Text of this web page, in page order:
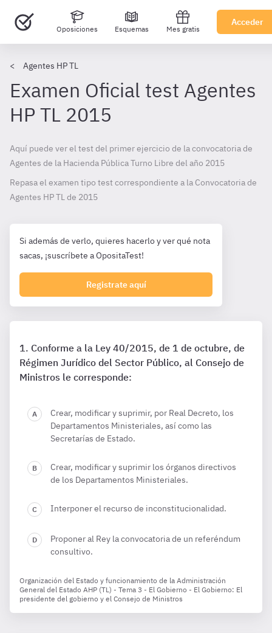
Oposiciones Esquemas Mes gratis
Acceder
Agentes HP TL
Examen Oficial test Agentes
HP TL 2015
Aquí puede ver el test del primer ejercicio de la convocatoria de
Agentes de la Hacienda Pública Turno Libre del año 2015
Repasa el examen tipo test correspondiente a la Convocatoria de
Agentes HP TL de 2015
Si además de verlo, quieres hacerlo y ver qué nota
sacas, ¡suscríbete a OpositaTest!
Registrate aquí
Conforme a la Ley 40/2015, de 1 de octubre, de
Régimen Jurídico del Sector Público, al Consejo de
Ministros le corresponde:
Crear, modificar y suprimir, por Real Decreto, los
Departamentos Ministeriales, así como las
Secretarías de Estado.
Crear, modificar y suprimir los órganos directivos
de los Departamentos Ministeriales.
Interponer el recurso de inconstitucionalidad.
Proponer al Rey la convocatoria de un referéndum
consultivo.
Organización del Estado y funcionamiento de la Administración
General del Estado AHP (TL) - Tema 3 - El Gobierno - El Gobierno: El
presidente del gobierno y el Consejo de Ministros